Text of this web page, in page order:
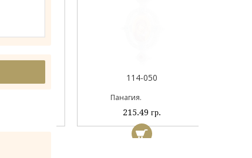
114-050
Панагия.
215.49 гр.